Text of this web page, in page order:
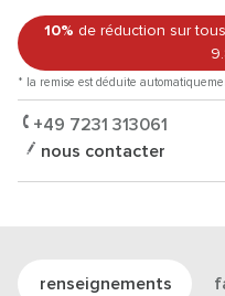
10% de réduction sur
* la remise est déduite
+49 7231 313061
nous contacter
renseignements